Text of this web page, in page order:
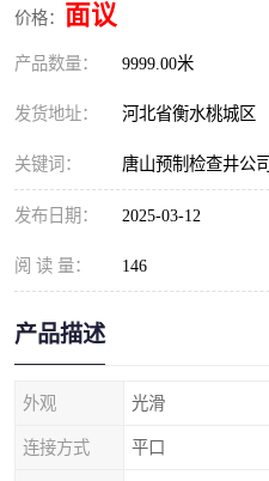
价格： 面议
产品数量： 9999.00米
发货地址： 河北省衡水桃城区
关键词： 唐山预制检查井公司
发布日期： 2025-03-12
阅 读 量： 146
产品描述
外观 光滑
连接方式 平口